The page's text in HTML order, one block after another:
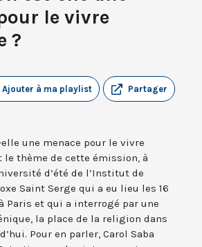
le vivre
?
Partager
Ajouter à ma playlist
une menace pour le vivre
le thème de cette émission, à
d’été de l’Institut de
Saint Serge qui a eu lieu les 16
Paris et qui a interrogé par une
la place de la religion dans
Pour en parler, Carol Saba